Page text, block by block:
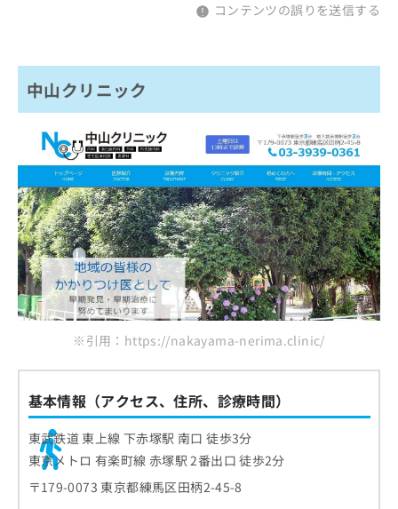
コンテンツの誤りを送信する
中山クリニック
※引用：https://nakayama-nerima.clinic/
基本情報（アクセス、住所、診療時間）
東武鉄道 東上線 下赤塚駅 南口 徒歩3分
東京メトロ 有楽町線 赤塚駅 2番出口 徒歩2分
〒179-0073 東京都練馬区田柄2-45-8